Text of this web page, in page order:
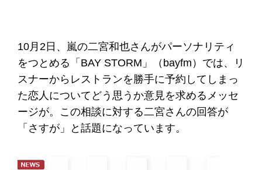
10月2日、嵐の二宮和也さんがパーソナリティ
をつとめる「BAY STORM」（bayfm）では、リ
スナーからレストランを勝手に予約してしまっ
た恋人についてどう思うか意見を求めるメッセ
ージが。この相談に対する二宮さんの回答が
「さすが」と話題になっています。